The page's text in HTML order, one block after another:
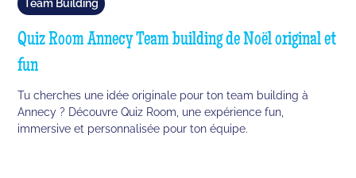
Team Building
Quiz Room Annecy Team building de Noël original et
fun
Tu cherches une idée originale pour ton team building à
Annecy ? Découvre Quiz Room, une expérience fun,
immersive et personnalisée pour ton équipe.